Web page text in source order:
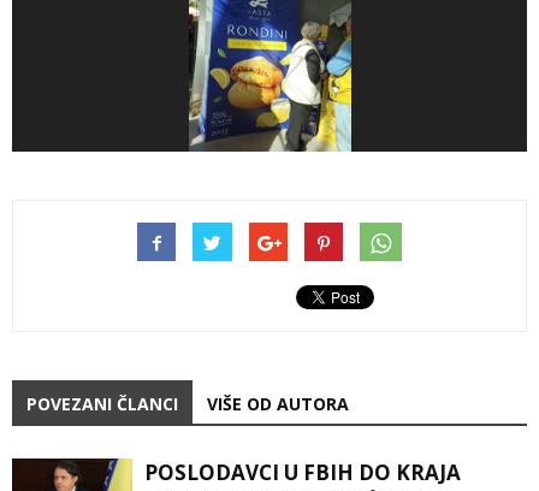
POVEZANI ČLANCI VIŠE OD AUTORA
POSLODAVCI U FBIH DO KRAJA